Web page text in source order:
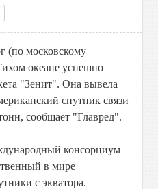
(по московскому
океане успешно
"Зенит". Она вывела
спутник связи
сообщает "Главред".
консорциум
в мире
с экватора.